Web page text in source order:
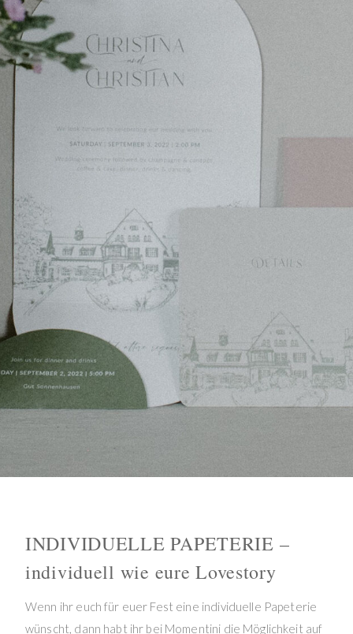
INDIVIDUELLE PAPETERIE –
individuell wie eure Lovestory
Wenn ihr euch für euer Fest eine individuelle Papeterie
wünscht, dann habt ihr bei Momentini die Möglichkeit auf